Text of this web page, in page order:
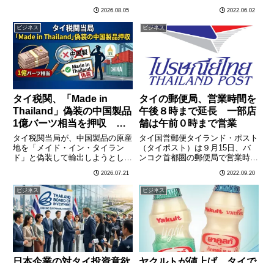
りに進捗していると発表した。
2026年上半期のEBITDAマージン
は目標の70%以上を上回る72%に
達し、年間の販売量は日量
5………
2026.08.05
ァームが全国に2万か所以上ある
ポテンシャルが高い」と今後
2022.06.02
ビジネス
タイ税関、「Made in
Thailand」偽装の中国製品
1億バーツ相当を押収 米
国関税回避の疑い
タイ税関当局が、中国製品の原産
地を「メイド・イン・タイラン
ド」と偽装して輸出しようとして
収された商品の総額はおよそ1億
バーツに上るとみられる。税関関
係者によると、今回摘発された商
品群は電子部品や日用雑貨など
で、………
2026.07.21
ビジネス
タイの郵便局、営業時間を
午後８時まで延長 一部店
舗は午前０時まで営業
タイ国営郵便タイランド・ポスト
（タイポスト）は９月15日、バ
ンコク首都圏の郵便局で営業時間
のダナン最高経営責任者（ＣＥ
Ｏ）によると、バンコク首都圏の
主要な郵便局の営業時間を午後８
時まで延長し、一部の店舗では午
前………
2022.09.20
ビジネス ビジネス